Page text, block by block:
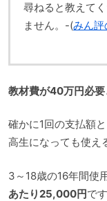
尋ねると教えて
ません。-(みん評
教材費が40万円必要
確かに1回の支払額
高生になっても使え
3～18歳の16年間使
あたり25,000円です